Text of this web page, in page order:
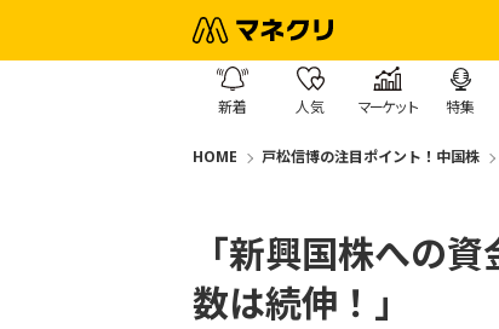
新着 人気 マーケット 特集
HOME 戸松信博の注目ポイント！中国株
「新興国株への
数は続伸！」